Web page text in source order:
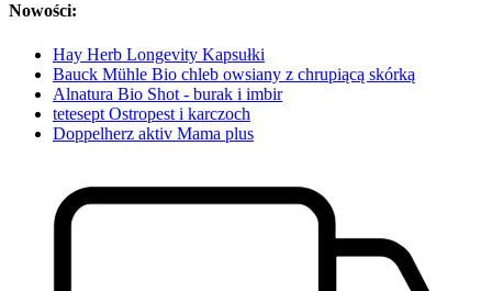
Nowości:
Hay Herb Longevity Kapsułki
Bauck Mühle Bio chleb owsiany z chrupiącą skórką
Alnatura Bio Shot - burak i imbir
tetesept Ostropest i karczoch
Doppelherz aktiv Mama plus